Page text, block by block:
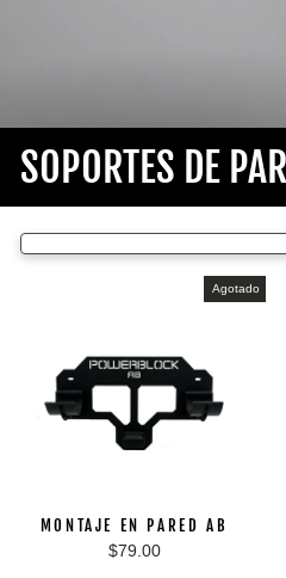
SOPORTES DE
Agotado
MONTAJE EN PARED AB
$79.00